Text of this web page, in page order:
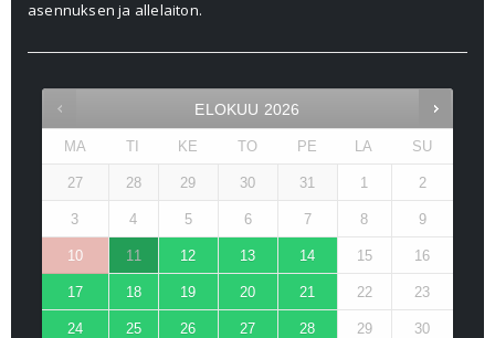
asennuksen ja allelaiton.
ELOKUU 2026
MA TI KE TO PE LA SU
27 28 29 30 31 1 2
3 4 5 6 7 8 9
10 11 12 13 14 15 16
17 18 19 20 21 22 23
24 25 26 27 28 29 30